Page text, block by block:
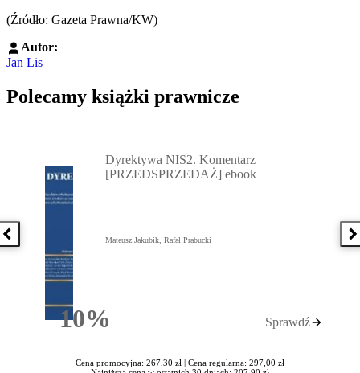
(Źródło: Gazeta Prawna/KW)
Autor:
Jan Lis
Polecamy książki prawnicze
Poprzednia książka
10%Rabatu
Dyrektywa NIS2. Komentarz
[PRZEDSPRZEDAŻ] ebook
Mateusz Jakubik, Rafał Prabucki
Sprawdź
Cena promocyjna: 267,30 zł | Cena regularna: 297,00 zł